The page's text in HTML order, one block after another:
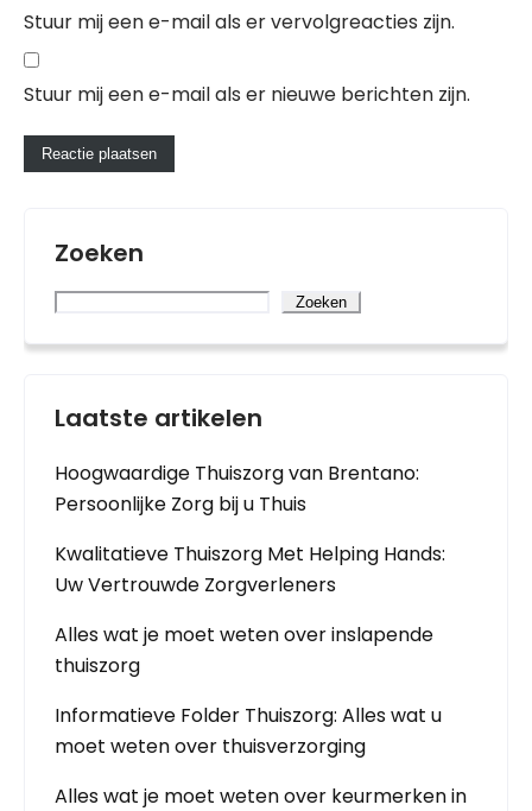
Stuur mij een e-mail als er vervolgreacties zijn.
Stuur mij een e-mail als er nieuwe berichten zijn.
Zoeken
Zoeken
Laatste artikelen
Hoogwaardige Thuiszorg van Brentano:
Persoonlijke Zorg bij u Thuis
Kwalitatieve Thuiszorg Met Helping Hands:
Uw Vertrouwde Zorgverleners
Alles wat je moet weten over inslapende
thuiszorg
Informatieve Folder Thuiszorg: Alles wat u
moet weten over thuisverzorging
Alles wat je moet weten over keurmerken in